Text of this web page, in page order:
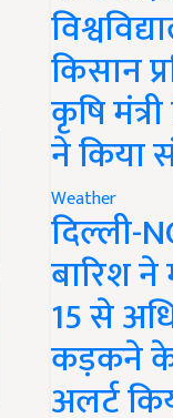
किसान
कृषि
ने किया
Weather
दिल्ली-
बारिश
15 से
कड़कने के
अलर्ट